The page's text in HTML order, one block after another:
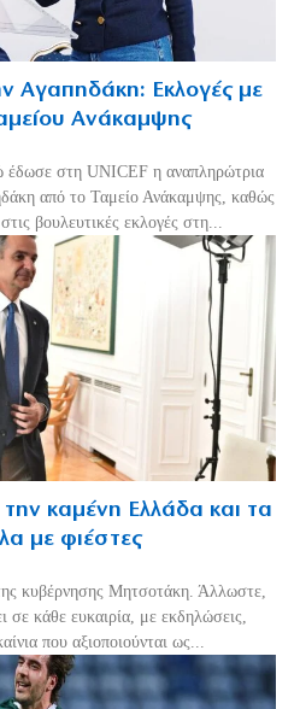
Αγαπηδάκη: Εκλογές με
Ανάκαμψης
έδωσε στη UNICEF η αναπληρώτρια
από το Ταμείο Ανάκαμψης, καθώς
βουλευτικές εκλογές στη...
την καμένη Ελλάδα και τα
με φιέστες
κυβέρνησης Μητσοτάκη. Άλλωστε,
σε κάθε ευκαιρία, με εκδηλώσεις,
που αξιοποιούνται ως...